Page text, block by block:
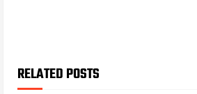
RELATED POSTS